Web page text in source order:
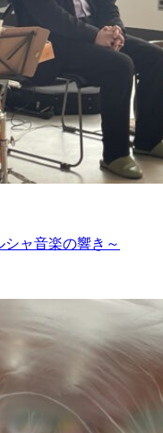
ャ音楽の響き～